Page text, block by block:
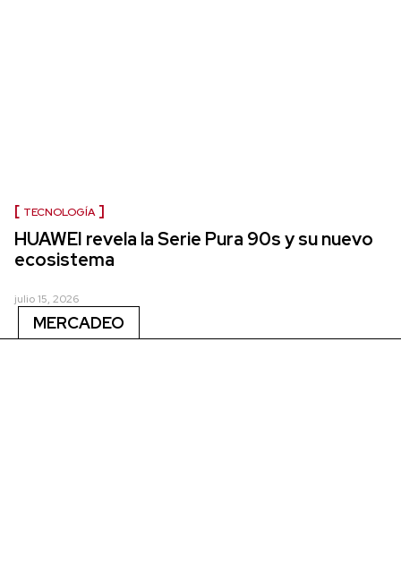
TECNOLOGÍA
HUAWEI revela la Serie Pura 90s y su nuevo
ecosistema
julio 15, 2026
MERCADEO